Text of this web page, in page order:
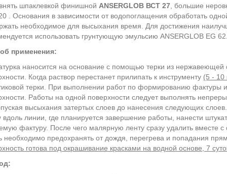
шпаклевкой финишной ANSERGLOB ВСТ 27 , большие
. Основания в зависимости от водопоглащения обработать
необходимое для высыхания время. Для достижения
использовать грунтующую эмульсию ANSERGLOB EG 62.
применения:
наносится на основание с помощью терки из нержавеющей
Когда раствор перестанет прилипать к инструменту (5 - 10
терки. При выполнении работ по формированию фактуры
Работы на одной поверхности следует выполнять
высыхания затертых слоев до нанесения следующих
вдоль линии, где планируется завершение работы, нанести
фактуру. После чего малярную ленту сразу удалить вместе
необходимо предохранять от дождя, перегрева и попадания
готова под окрашивание красками на водной основе, 7